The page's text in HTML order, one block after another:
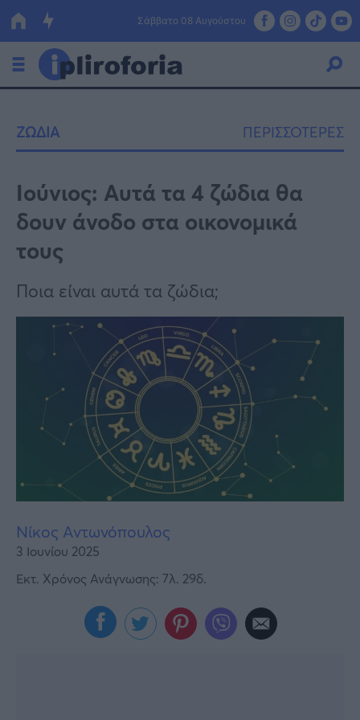
Σάββατο 08 Αυγούστου
Οικονομία
Πολιτική
Τράπεζες
Επιδοτήσεις
ΕΣΠΑ
Κόσμος
Lifestyle
Αθλητικά
Γυναίκα
Καιρός
ΖΩΔΙΑ ΠΕΡΙΣΣΟΤΕΡΕΣ
Ιούνιος: Αυτά τα 4 ζώδια θα
δουν άνοδο στα οικονομικά
τους
Ποια είναι αυτά τα ζώδια;
Νίκος Αντωνόπουλος
3 Ιουνίου 2025
Εκτ. Χρόνος Ανάγνωσης: 7λ. 29δ.